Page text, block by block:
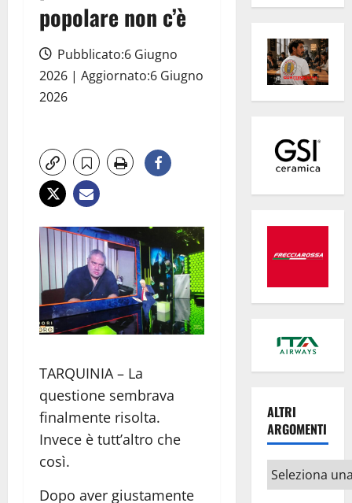
popolare non c’è
Pubblicato:6 Giugno
2026 | Aggiornato:6 Giugno
2026
TARQUINIA – La
questione sembrava
finalmente risolta.
Invece è tutt’altro che
così.
Dopo aver giustamente
ALTRI
ARGOMENTI
Altri
argomenti